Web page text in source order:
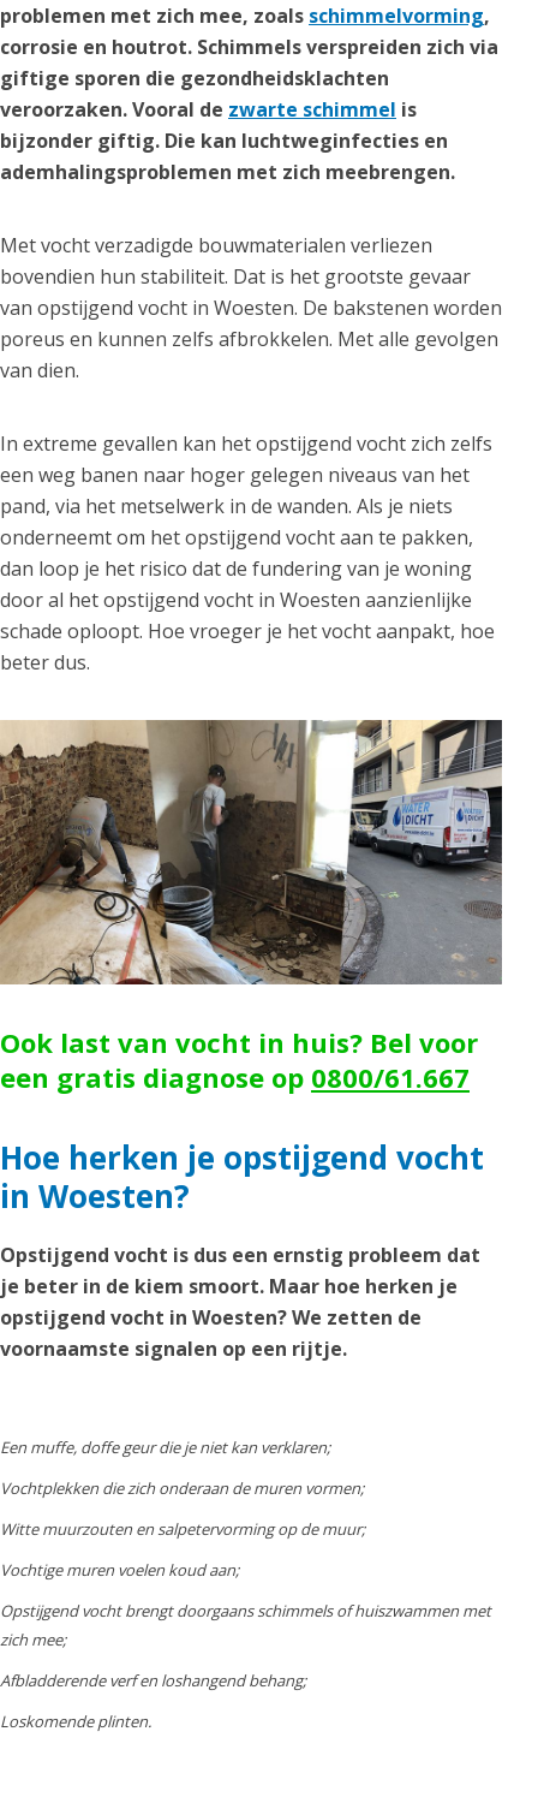
problemen met zich mee, zoals schimmelvorming,
corrosie en houtrot. Schimmels verspreiden zich via
giftige sporen die gezondheidsklachten
veroorzaken. Vooral de zwarte schimmel is
bijzonder giftig. Die kan luchtweginfecties en
ademhalingsproblemen met zich meebrengen.
Met vocht verzadigde bouwmaterialen verliezen
bovendien hun stabiliteit. Dat is het grootste gevaar
van opstijgend vocht in Woesten. De bakstenen worden
poreus en kunnen zelfs afbrokkelen. Met alle gevolgen
van dien.
In extreme gevallen kan het opstijgend vocht zich zelfs
een weg banen naar hoger gelegen niveaus van het
pand, via het metselwerk in de wanden. Als je niets
onderneemt om het opstijgend vocht aan te pakken,
dan loop je het risico dat de fundering van je woning
door al het opstijgend vocht in Woesten aanzienlijke
schade oploopt. Hoe vroeger je het vocht aanpakt, hoe
beter dus.
Ook last van vocht in huis? Bel voor
een gratis diagnose op 0800/61.667
Hoe herken je opstijgend vocht
in Woesten?
Opstijgend vocht is dus een ernstig probleem dat
je beter in de kiem smoort. Maar hoe herken je
opstijgend vocht in Woesten? We zetten de
voornaamste signalen op een rijtje.
Een muffe, doffe geur die je niet kan verklaren;
Vochtplekken die zich onderaan de muren vormen;
Witte muurzouten en salpetervorming op de muur;
Vochtige muren voelen koud aan;
Opstijgend vocht brengt doorgaans schimmels of huiszwammen met
zich mee;
Afbladderende verf en loshangend behang;
Loskomende plinten.